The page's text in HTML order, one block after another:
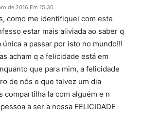
de 2016 Em 15:30
como me identifiquei com este
estar mais aliviada ao saber q
única a passar por isto no mundo!!!
acham q a felicidade está em
que para mim, a felicidade
de nós e que talvez um dia
compartilha la com alguém e n
a ser a nossa FELICIDADE